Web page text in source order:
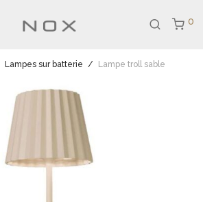
0
Lampes sur batterie / Lampe troll sable